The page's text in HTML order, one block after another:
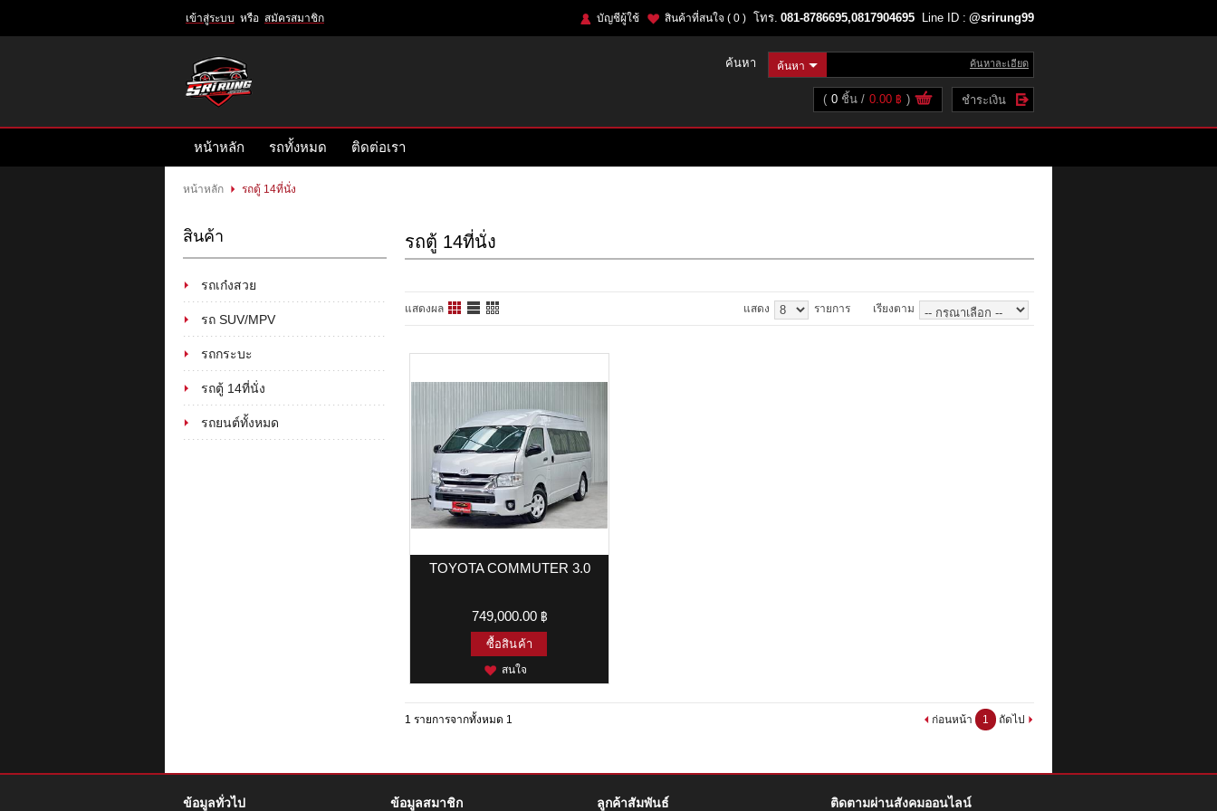
สมัคร
เข้าสู่ระบบ หรือ สมัครสมาชิก โทร. 081-8786695,0817904695 Line ID : @srirung99
สินค้าที่สนใจ ( 0 )
บัญชีผู้ใช้
ค้นหา ค้นหาละเอียด
( 0 ชิ้น 0.00 ฿ ) ชำระเงิน
หน้าหลัก รถทั้งหมด ติดต่อเรา
หน้าหลัก รถตู้ 14ที่นั่ง
สินค้า
รถเก๋งสวย
รถ SUV/MPV
รถกระบะ
รถตู้ 14ที่นั่ง
รถยนต์ทั้งหมด
รถตู้ 14ที่นั่ง
แสดงผล เรียงตาม
แสดง รายการ
TOYOTA COMMUTER 3.0
749,000.00 ฿
ซื้อสินค้า
สนใจ
1 รายการจากทั้งหมด 1 ก่อนหน้า 1 ถัดไป
ข้อมูลทั่วไป ข้อมูลสมาชิก ลูกค้าสัมพันธ์ ติดตามผ่านสังคมออนไลน์